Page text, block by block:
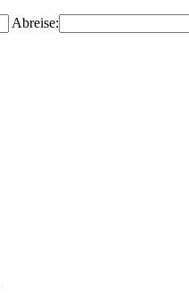
Abreise: